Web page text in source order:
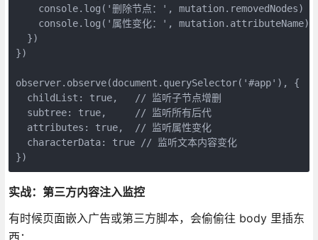
    console.log('删除节点：', mutation.removedNodes)
    console.log('属性变化：', mutation.attributeName)
  })
})
observer.observe(document.querySelector('#app'), {
  childList: true,   // 监听子节点增删
  subtree: true,     // 监听所有后代
  attributes: true,  // 监听属性变化
  characterData: true // 监听文本内容变化
})
实战：第三方内容注入监控
有时候页面嵌入广告或第三方脚本，会偷偷往 body 里插东
西：